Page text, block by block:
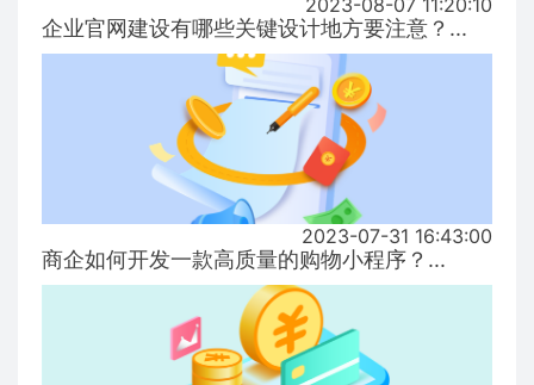
2023-08-07 11:20:10
企业官网建设有哪些关键设计地方要注意？...
2023-07-31 16:43:00
商企如何开发一款高质量的购物小程序？...